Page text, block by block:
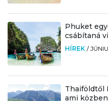
Phuket
csábítaná
HÍREK /
Thaiföldtől
ami